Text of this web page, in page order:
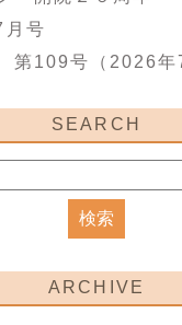
月号
109号（2026年
SEARCH
ARCHIVE